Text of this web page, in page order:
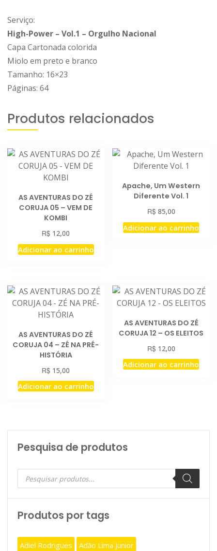
Serviço:
High-Power – Vol.1 – Orgulho Nacional
Capa Cartonada colorida
Miolo em preto e branco
Tamanho: 16×23
Páginas: 64
Produtos relacionados
AS AVENTURAS DO ZÉ
CORUJA 05 – VEM DE
KOMBI
R$ 12,00
Adicionar ao carrinho
Apache, Um Western
Diferente Vol. 1
R$ 85,00
Adicionar ao carrinho
AS AVENTURAS DO ZÉ
CORUJA 04 – ZÉ NA PRÉ-
HISTÓRIA
R$ 15,00
Adicionar ao carrinho
AS AVENTURAS DO ZÉ
CORUJA 12 – OS ELEITOS
R$ 12,00
Adicionar ao carrinho
Pesquisa de produtos
Pesquisar
produtos
Produtos por tags
Adiel Rodrigues
Adão Lima Junior